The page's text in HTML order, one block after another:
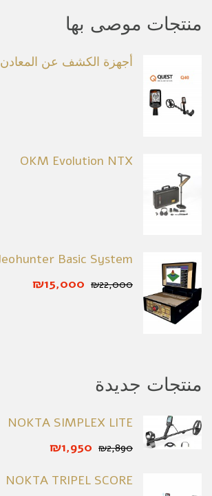
منتجات موصى بها
أجهزة الكشف عن المعادن QUEST Q40
OKM Evolution NTX
Jeohunter Basic System
₪22,000
₪15,000
منتجات جديدة
NOKTA SIMPLEX LITE
₪2,890
₪1,950
NOKTA TRIPEL SCORE